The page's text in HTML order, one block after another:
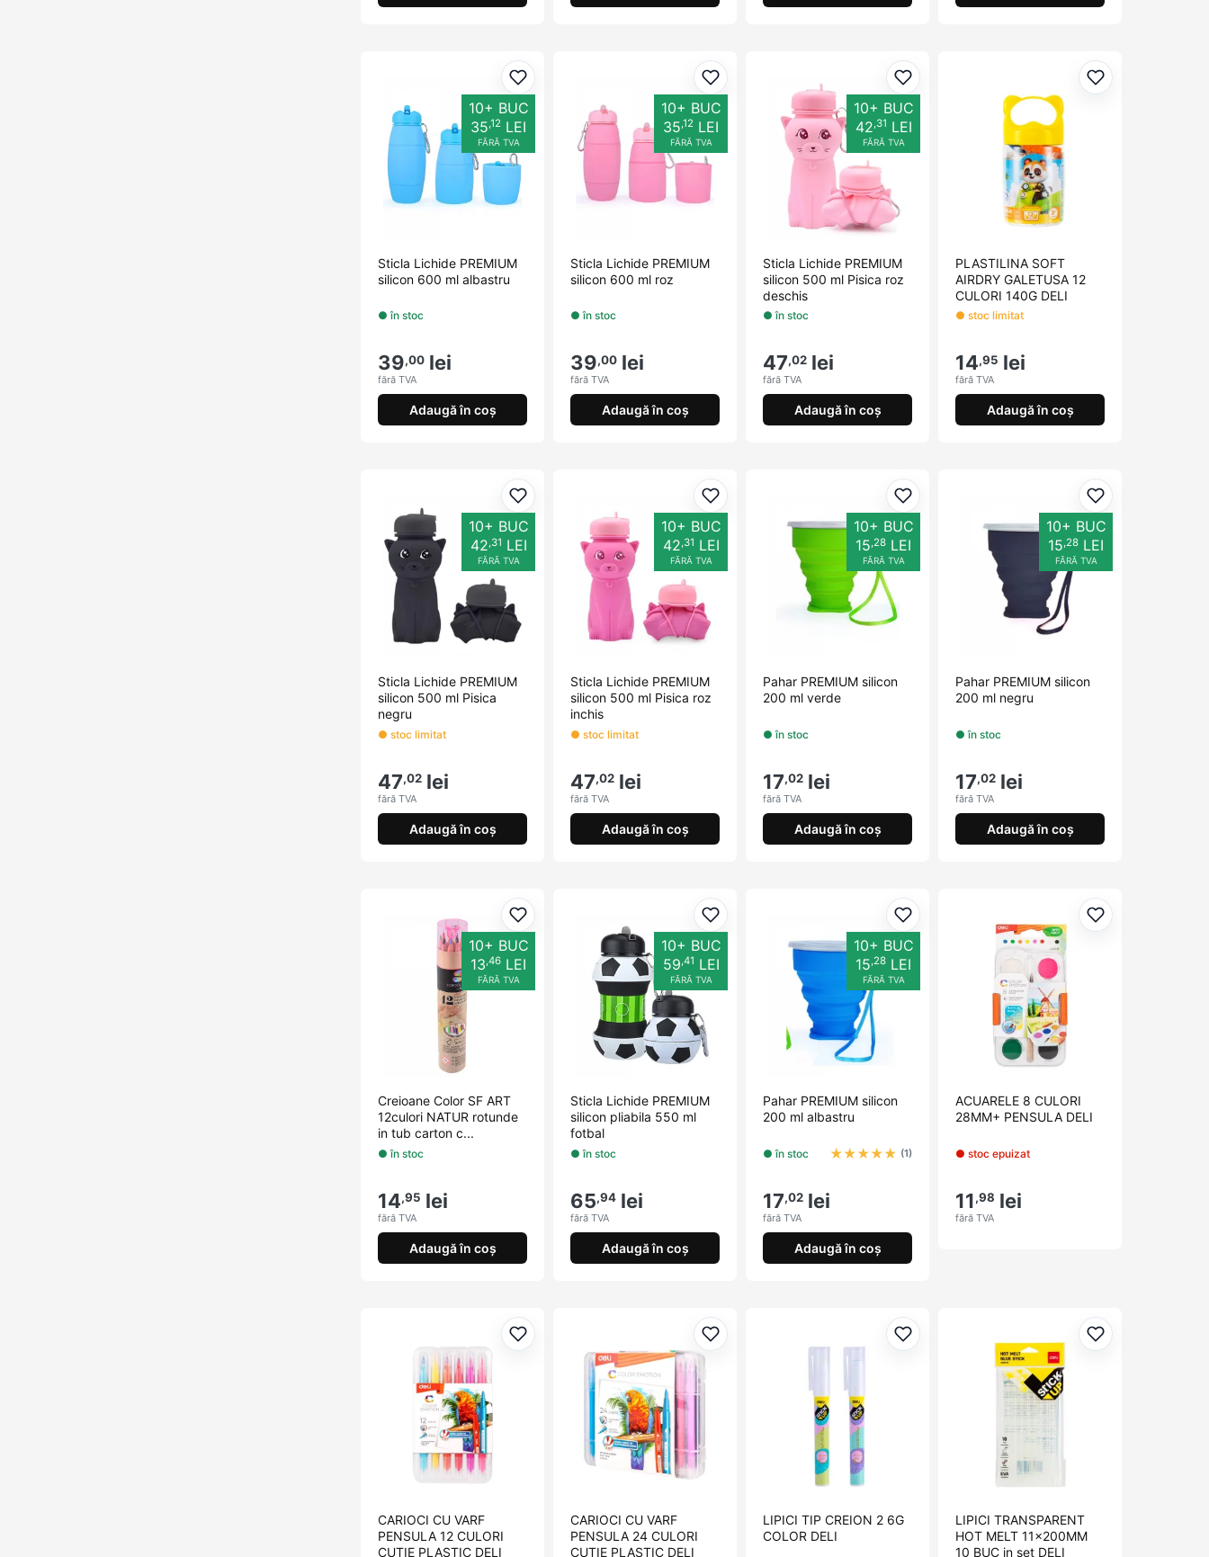
Adaugă la favorite
10+ BUC
35,12 LEI
FĂRĂ TVA
Sticla Lichide PREMIUM
silicon 600 ml albastru
● în stoc
39,00 lei
fără TVA
Adaugă în coș
Adaugă la favorite
10+ BUC
35,12 LEI
FĂRĂ TVA
Sticla Lichide PREMIUM
silicon 600 ml roz
● în stoc
39,00 lei
fără TVA
Adaugă în coș
Adaugă la favorite
10+ BUC
42,31 LEI
FĂRĂ TVA
Sticla Lichide PREMIUM
silicon 500 ml Pisica roz
deschis
● în stoc
47,02 lei
fără TVA
Adaugă în coș
Adaugă la
PLASTILINA SOFT
AIRDRY GALETUSA 12
CULORI 140G DELI
● stoc limitat
14,95 lei
fără TVA
Adaugă în coș
Adaugă la favorite
10+ BUC
42 ,31 LEI
FĂRĂ TVA
Sticla Lichide PREMIUM
silicon 500 ml Pisica
negru
● stoc limitat
47,02 lei
fără TVA
Adaugă în coș
Adaugă la favorite
10+ BUC
42 ,31 LEI
FĂRĂ TVA
Sticla Lichide PREMIUM
silicon 500 ml Pisica roz
inchis
● stoc limitat
47,02 lei
fără TVA
Adaugă în coș
Adaugă la favorite
10+ BUC
15 ,28 LEI
FĂRĂ TVA
Pahar PREMIUM silicon
200 ml verde
● în stoc
17,02 lei
fără TVA
Adaugă în coș
Adaugă la
10+ BUC
15 ,28 LEI
FĂRĂ TVA
Pahar PREMIUM silicon
200 ml negru
● în stoc
17,02 lei
fără TVA
Adaugă în coș
Adaugă la favorite
10+ BUC
13,46 LEI
FĂRĂ TVA
Creioane Color SF ART
12culori NATUR rotunde
in tub carton c...
● în stoc
14,95 lei
fără TVA
Adaugă în coș
Adaugă la favorite
10+ BUC
59,41 LEI
FĂRĂ TVA
Sticla Lichide PREMIUM
silicon pliabila 550 ml
fotbal
● în stoc
65,94 lei
fără TVA
Adaugă în coș
Adaugă la favorite
10+ BUC
15,28 LEI
FĂRĂ TVA
Pahar PREMIUM silicon
200 ml albastru
● în stoc ★★★★★ (1)
17,02 lei
fără TVA
Adaugă în coș
Adaugă la
ACUARELE 8 CULORI
28MM+ PENSULA DELI
● stoc epuizat
11,98 lei
fără TVA
Adaugă la favorite
CARIOCI CU VARF
PENSULA 12 CULORI
CUTIE PLASTIC DELI
Adaugă la favorite
CARIOCI CU VARF
PENSULA 24 CULORI
CUTIE PLASTIC DELI
Adaugă la favorite
LIPICI TIP CREION 2 6G
COLOR DELI
Adaugă la
LIPICI TRANSPARENT
HOT MELT 11x200MM
10 BUC in set DELI